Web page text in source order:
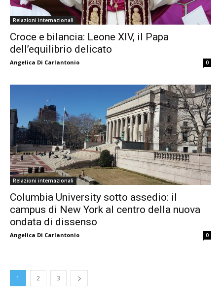
Relazioni internazionali
Croce e bilancia: Leone XIV, il Papa
dell’equilibrio delicato
Angelica Di Carlantonio 0
Relazioni internazionali
Columbia University sotto assedio: il
campus di New York al centro della nuova
ondata di dissenso
Angelica Di Carlantonio 0
1 2 3